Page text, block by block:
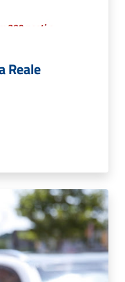
Reale